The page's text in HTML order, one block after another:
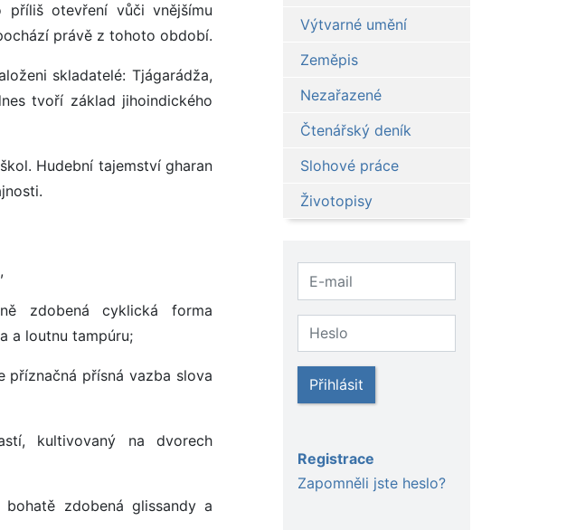
otevření vůči vnějšímu
právě z tohoto období.
skladatelé: Tjágarádža,
tvoří základ jihoindického
Hudební tajemství gharan
zdobená cyklická forma
a loutnu tampúru;
přísná vazba slova
kultivovaný na dvorech
zdobená glissandy a
Výtvarné umění
Zeměpis
Nezařazené
Čtenářský deník
Slohové práce
Životopisy
Přihlásit
Registrace
Zapomněli jste heslo?